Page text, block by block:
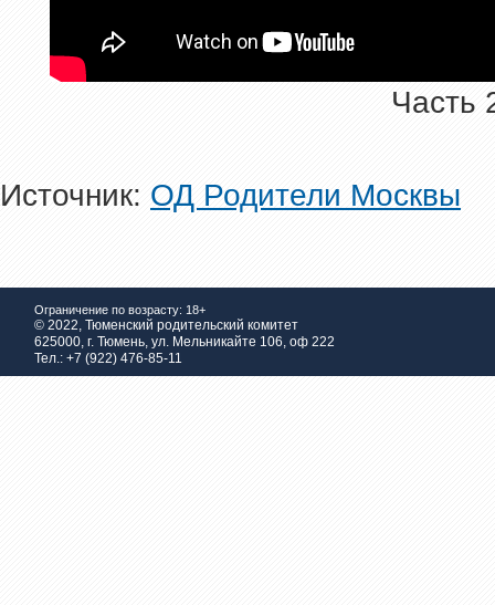
Часть
Источник: ОД Родители Москвы
Ограничение по возрасту: 18+
© 2022, Тюменский родительский комитет
625000, г. Тюмень, ул. Мельникайте 106, оф 222
Тел.: +7 (922) 476-85-11